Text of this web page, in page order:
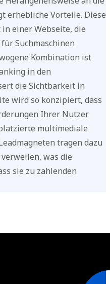
erhebliche Vorteile. Diese
einer Webseite, die
Suchmaschinen
Kombination ist
in den
die Sichtbarkeit in
wird so konzipiert, dass
Ihrer Nutzer
multimediale
tragen dazu
was die
sie zu zahlenden